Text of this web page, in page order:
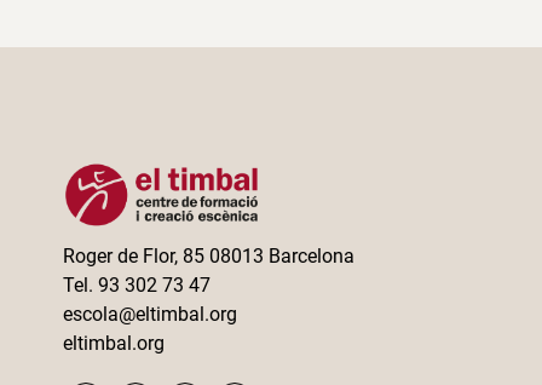
Roger de Flor, 85 08013 Barcelona
Tel. 93 302 73 47
escola@eltimbal.org
eltimbal.org